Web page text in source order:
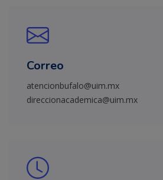
Correo
atencionbufalo@uim.mx
direccionacademica@uim.mx